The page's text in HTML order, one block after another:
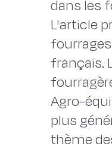
dans les
L'article
français.
Agro-
plus
thème